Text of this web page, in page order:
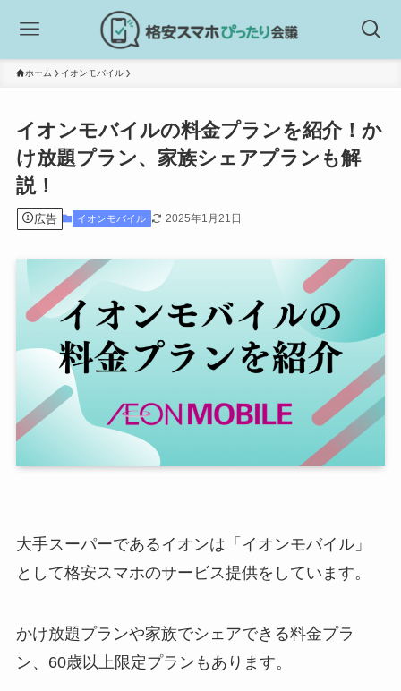
ホーム イオンモバイル
イオンモバイルの料金プランを紹介！か
け放題プラン、家族シェアプランも解
説！
広告 イオンモバイル 2025年1月21日
大手スーパーであるイオンは「イオンモバイル」
として格安スマホのサービス提供をしています。
かけ放題プランや家族でシェアできる料金プラ
ン、60歳以上限定プランもあります。